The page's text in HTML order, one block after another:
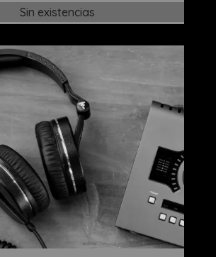
Sin existencias